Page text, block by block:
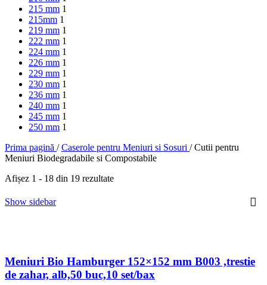
215 mm 1
215mm 1
219 mm 1
222 mm 1
224 mm 1
226 mm 1
229 mm 1
230 mm 1
236 mm 1
240 mm 1
245 mm 1
250 mm 1
Prima pagină / Caserole pentru Meniuri si Sosuri / Cutii pentru
Meniuri Biodegradabile si Compostabile
Afișez 1 - 18 din 19 rezultate
Show sidebar
Meniuri Bio Hamburger 152×152 mm B003 ,trestie
de zahar, alb,50 buc,10 set/bax